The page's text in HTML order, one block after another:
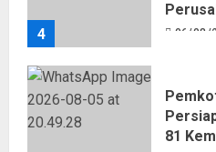
4 06/08/
81